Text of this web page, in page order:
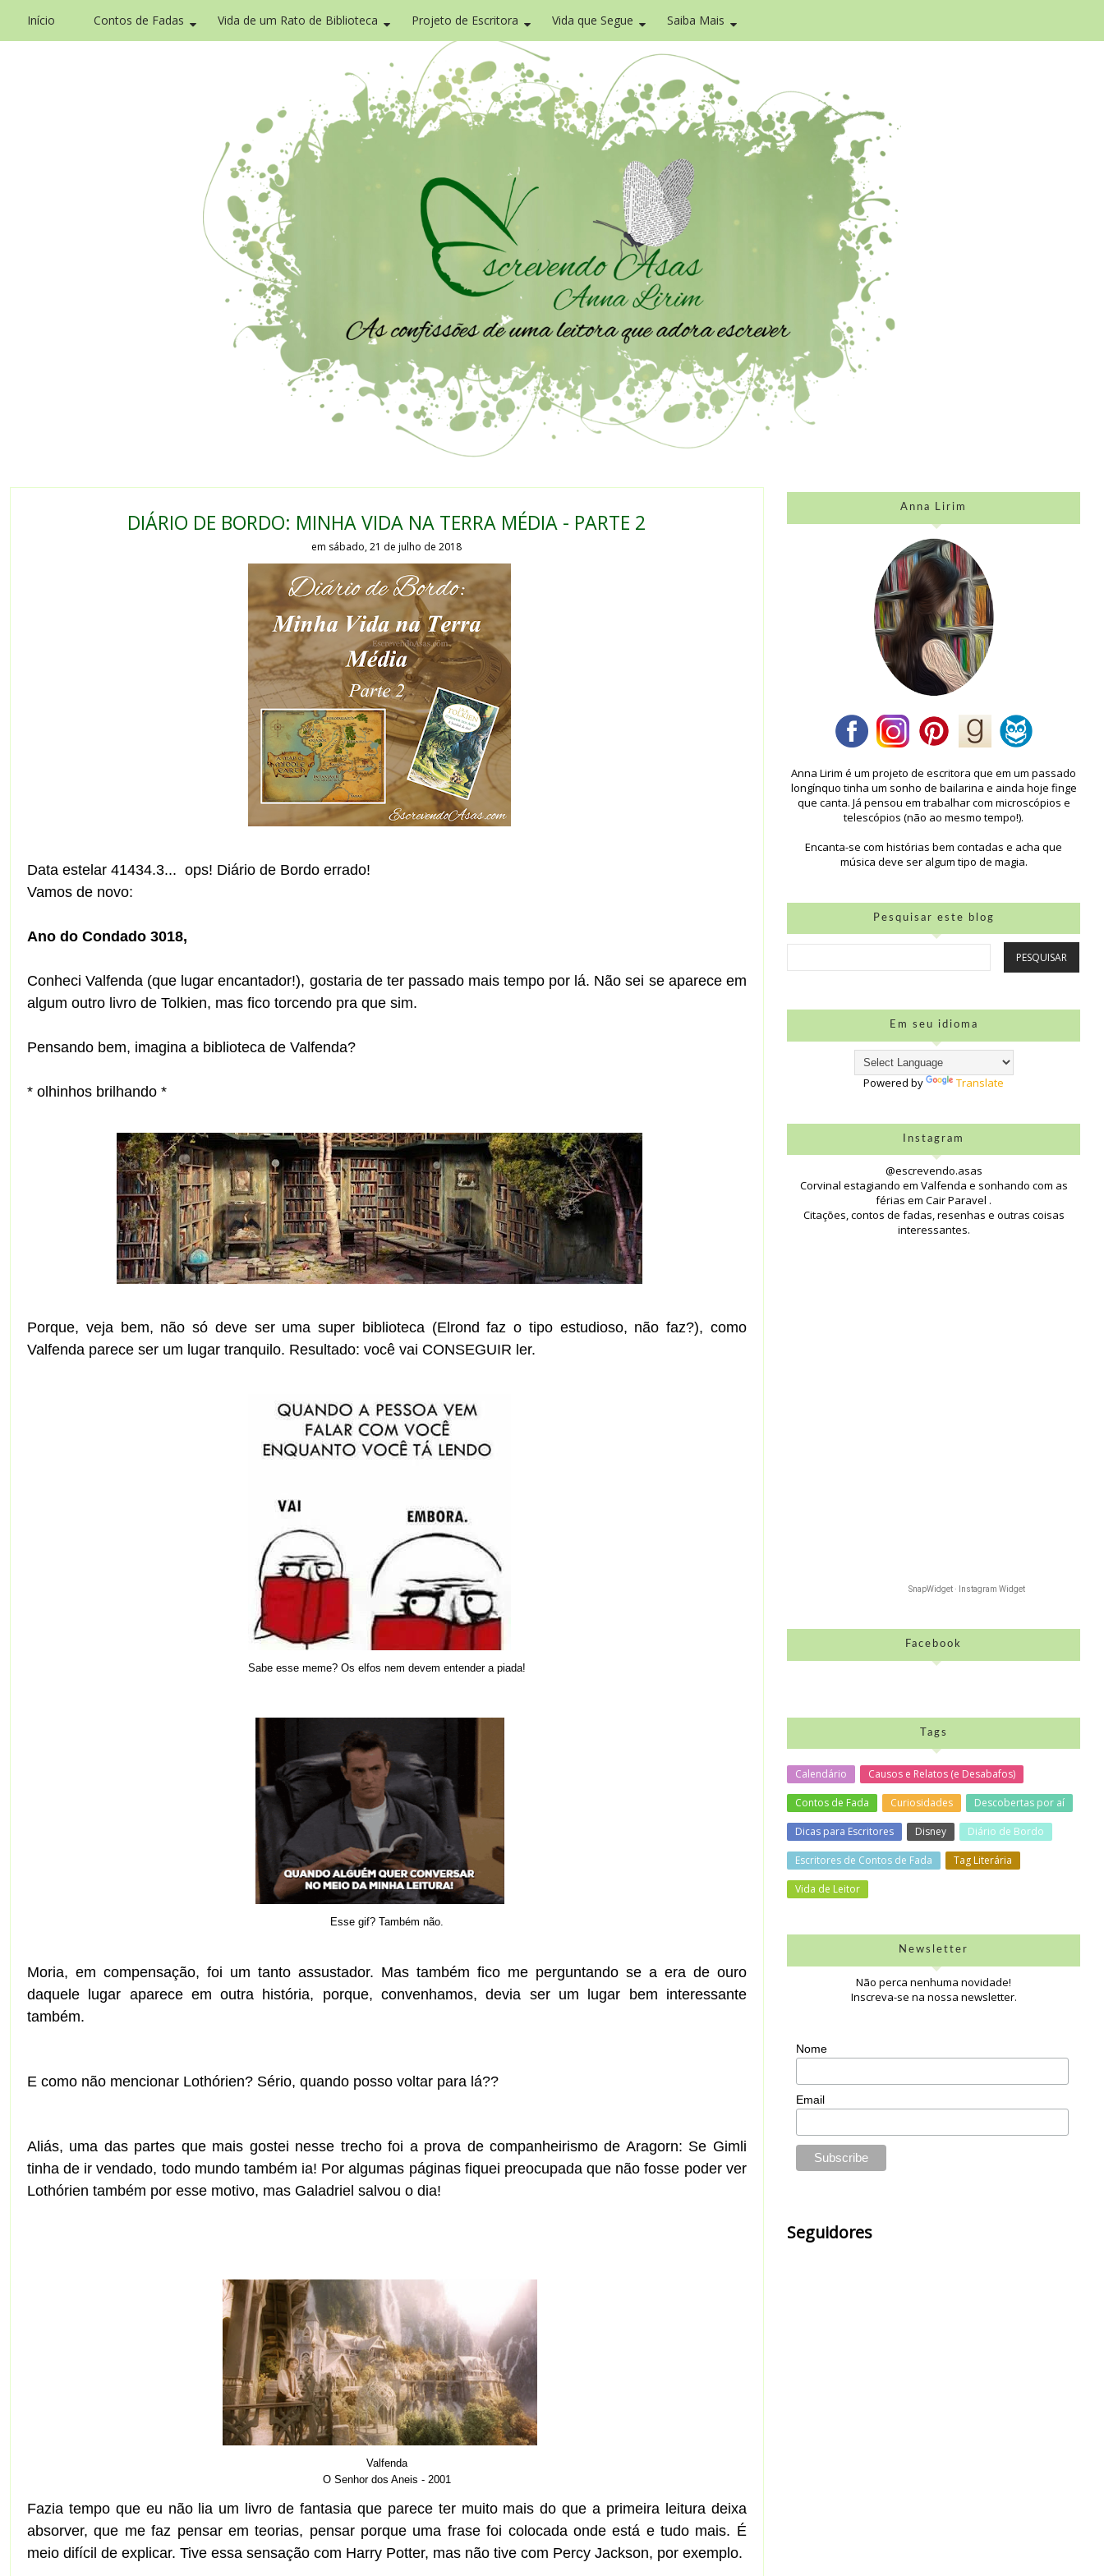
Início Contos de Fadas Vida de um Rato de Biblioteca Projeto de Escritora Vida que Segue Saiba Mais
DIÁRIO DE BORDO: MINHA VIDA NA TERRA MÉDIA - PARTE 2
em sábado, 21 de julho de 2018
Data estelar 41434.3... ops! Diário de Bordo errado!
Vamos de novo:
Ano do Condado 3018,
Conheci Valfenda (que lugar encantador!), gostaria de ter passado mais tempo por lá. Não sei se aparece em
algum outro livro de Tolkien, mas fico torcendo pra que sim.
Pensando bem, imagina a biblioteca de Valfenda?
* olhinhos brilhando *
Porque, veja bem, não só deve ser uma super biblioteca (Elrond faz o tipo estudioso, não faz?), como
Valfenda parece ser um lugar tranquilo. Resultado: você vai CONSEGUIR ler.
Sabe esse meme? Os elfos nem devem entender a piada!
Esse gif? Também não.
Moria, em compensação, foi um tanto assustador. Mas também fico me perguntando se a era de ouro
daquele lugar aparece em outra história, porque, convenhamos, devia ser um lugar bem interessante
também.
E como não mencionar Lothórien? Sério, quando posso voltar para lá??
Aliás, uma das partes que mais gostei nesse trecho foi a prova de companheirismo de Aragorn: Se Gimli
tinha de ir vendado, todo mundo também ia! Por algumas páginas fiquei preocupada que não fosse poder ver
Lothórien também por esse motivo, mas Galadriel salvou o dia!
Valfenda
O Senhor dos Aneis - 2001
Fazia tempo que eu não lia um livro de fantasia que parece ter muito mais do que a primeira leitura deixa
absorver, que me faz pensar em teorias, pensar porque uma frase foi colocada onde está e tudo mais. É
meio difícil de explicar. Tive essa sensação com Harry Potter, mas não tive com Percy Jackson, por exemplo.
Anna Lirim
Anna Lirim é um projeto de escritora que em um passado
longínquo tinha um sonho de bailarina e ainda hoje finge
que canta. Já pensou em trabalhar com microscópios e
telescópios (não ao mesmo tempo!).
Encanta-se com histórias bem contadas e acha que
música deve ser algum tipo de magia.
Pesquisar este blog
Em seu idioma
Powered by Translate
Instagram
@escrevendo.asas
Corvinal estagiando em Valfenda e sonhando com as
férias em Cair Paravel .
Citações, contos de fadas, resenhas e outras coisas
interessantes.
SnapWidget · Instagram Widget
Facebook
Tags
Calendário Causos e Relatos (e Desabafos)
Contos de Fada Curiosidades Descobertas por aí
Dicas para Escritores Disney Diário de Bordo
Escritores de Contos de Fada Tag Literária
Vida de Leitor
Newsletter
Não perca nenhuma novidade!
Inscreva-se na nossa newsletter.
Nome
Email
Seguidores